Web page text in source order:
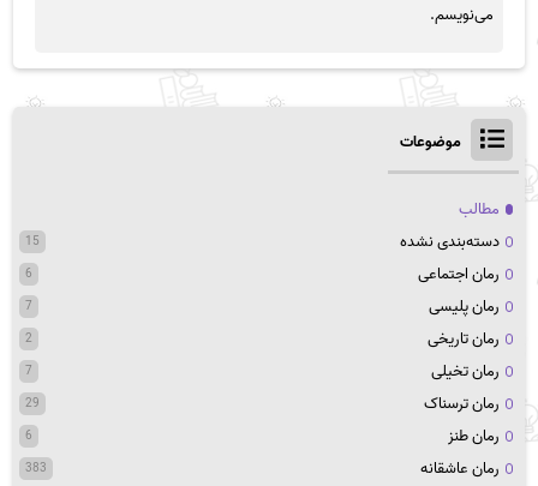
می‌نویسم.
موضوعات
مطالب
دسته‌بندی نشده
15
رمان اجتماعی 6
رمان پلیسی 7
رمان تاریخی 2
رمان تخیلی 7
رمان ترسناک 29
رمان طنز 6
رمان عاشقانه 383